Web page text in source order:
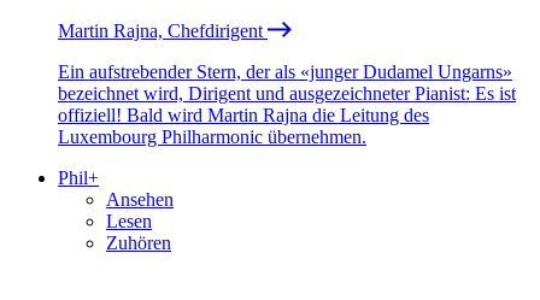
Martin Rajna, Chefdirigent
Ein aufstrebender Stern, der als «junger Dudamel Ungarns»
bezeichnet wird, Dirigent und ausgezeichneter Pianist: Es ist
offiziell! Bald wird Martin Rajna die Leitung des
Luxembourg Philharmonic übernehmen.
Phil+
Ansehen
Lesen
Zuhören